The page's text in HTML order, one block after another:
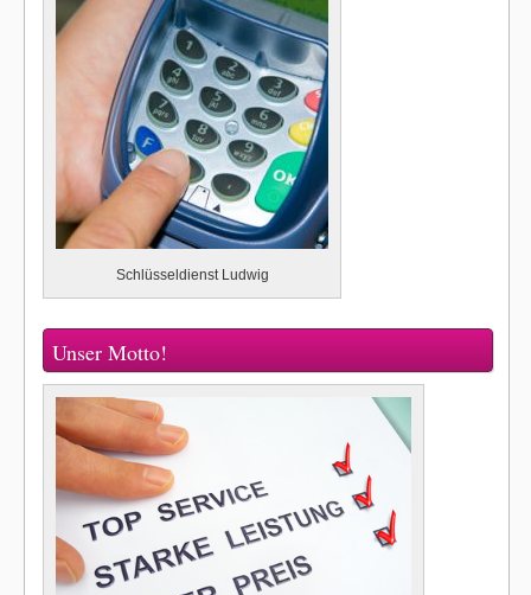
Schlüsseldienst Ludwig
Unser Motto!